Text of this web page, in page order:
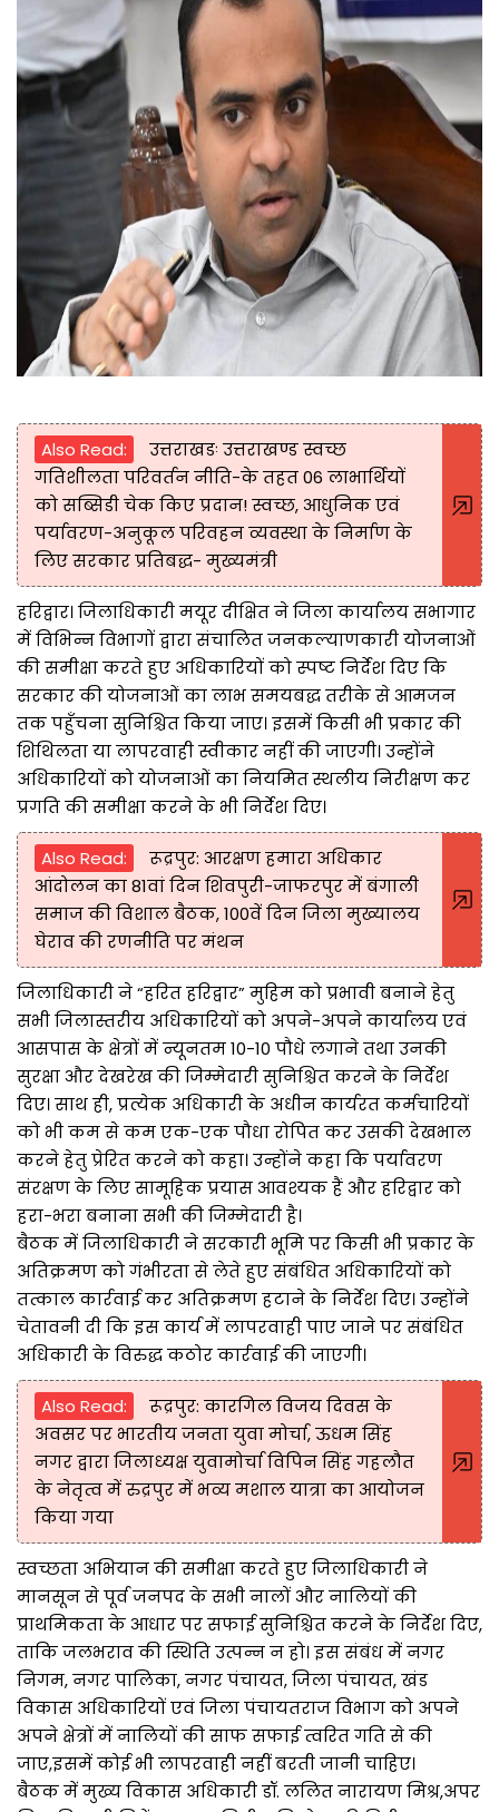
Also Read:
उत्तराखडः उत्तराखण्ड स्वच्छ
गतिशीलता परिवर्तन नीति-के तहत 06 लाभार्थियों
को सब्सिडी चेक किए प्रदान! स्वच्छ, आधुनिक एवं
पर्यावरण-अनुकूल परिवहन व्यवस्था के निर्माण के
लिए सरकार प्रतिबद्ध- मुख्यमंत्री
हरिद्वार। जिलाधिकारी मयूर दीक्षित ने जिला कार्यालय सभागार
में विभिन्न विभागों द्वारा संचालित जनकल्याणकारी योजनाओं
की समीक्षा करते हुए अधिकारियों को स्पष्ट निर्देश दिए कि
सरकार की योजनाओं का लाभ समयबद्ध तरीके से आमजन
तक पहुँचना सुनिश्चित किया जाए। इसमें किसी भी प्रकार की
शिथिलता या लापरवाही स्वीकार नहीं की जाएगी। उन्होंने
अधिकारियों को योजनाओं का नियमित स्थलीय निरीक्षण कर
प्रगति की समीक्षा करने के भी निर्देश दिए।
Also Read:
रूद्रपुर: आरक्षण हमारा अधिकार
आंदोलन का 81वां दिन शिवपुरी-जाफरपुर में बंगाली
समाज की विशाल बैठक, 100वें दिन जिला मुख्यालय
घेराव की रणनीति पर मंथन
जिलाधिकारी ने “हरित हरिद्वार” मुहिम को प्रभावी बनाने हेतु
सभी जिलास्तरीय अधिकारियों को अपने-अपने कार्यालय एवं
आसपास के क्षेत्रों में न्यूनतम 10-10 पौधे लगाने तथा उनकी
सुरक्षा और देखरेख की जिम्मेदारी सुनिश्चित करने के निर्देश
दिए। साथ ही, प्रत्येक अधिकारी के अधीन कार्यरत कर्मचारियों
को भी कम से कम एक-एक पौधा रोपित कर उसकी देखभाल
करने हेतु प्रेरित करने को कहा। उन्होंने कहा कि पर्यावरण
संरक्षण के लिए सामूहिक प्रयास आवश्यक हैं और हरिद्वार को
हरा-भरा बनाना सभी की जिम्मेदारी है।
बैठक में जिलाधिकारी ने सरकारी भूमि पर किसी भी प्रकार के
अतिक्रमण को गंभीरता से लेते हुए संबंधित अधिकारियों को
तत्काल कार्रवाई कर अतिक्रमण हटाने के निर्देश दिए। उन्होंने
चेतावनी दी कि इस कार्य में लापरवाही पाए जाने पर संबंधित
अधिकारी के विरुद्ध कठोर कार्रवाई की जाएगी।
Also Read:
रूद्रपुर: कारगिल विजय दिवस के
अवसर पर भारतीय जनता युवा मोर्चा, ऊधम सिंह
नगर द्वारा जिलाध्यक्ष युवामोर्चा विपिन सिंह गहलौत
के नेतृत्व में रुद्रपुर में भव्य मशाल यात्रा का आयोजन
किया गया
स्वच्छता अभियान की समीक्षा करते हुए जिलाधिकारी ने
मानसून से पूर्व जनपद के सभी नालों और नालियों की
प्राथमिकता के आधार पर सफाई सुनिश्चित करने के निर्देश दिए,
ताकि जलभराव की स्थिति उत्पन्न न हो। इस संबंध में नगर
निगम, नगर पालिका, नगर पंचायत, जिला पंचायत, खंड
विकास अधिकारियों एवं जिला पंचायतराज विभाग को अपने
अपने क्षेत्रों में नालियों की साफ सफाई त्वरित गति से की
जाए,इसमें कोई भी लापरवाही नहीं बरती जानी चाहिए।
बैठक में मुख्य विकास अधिकारी डॉ. ललित नारायण मिश्र,अपर